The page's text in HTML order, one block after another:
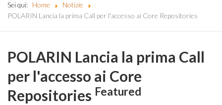
Sei qui: Home
Notizie
POLARIN Lancia la prima Call per l'accesso ai Core Repositories
POLARIN Lancia la prima Call
per l'accesso ai Core
Repositories Featured